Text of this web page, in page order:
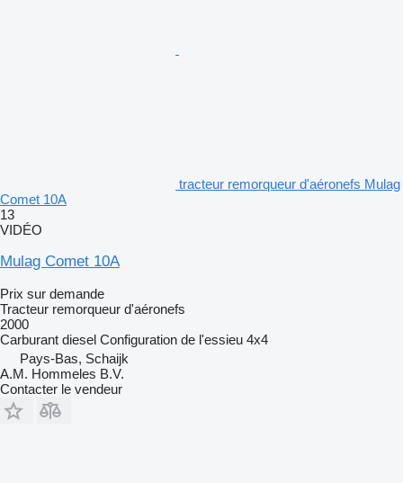
tracteur remorqueur d'aéronefs Mulag
Comet 10A
13
VIDÉO
Mulag Comet 10A
Prix sur demande
Tracteur remorqueur d'aéronefs
2000
Carburant diesel Configuration de l'essieu 4x4
Pays-Bas, Schaijk
A.M. Hommeles B.V.
Contacter le vendeur